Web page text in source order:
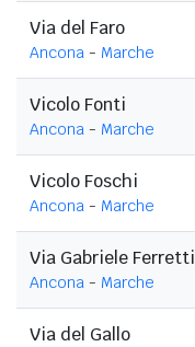
Via del Faro
Ancona - Marche
Vicolo Fonti
Ancona - Marche
Vicolo Foschi
Ancona - Marche
Via Gabriele Ferretti
Ancona - Marche
Via del Gallo